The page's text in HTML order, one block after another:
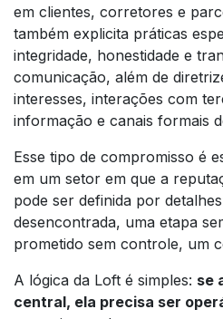
em clientes, corretores e
também explicita práticas
integridade, honestidade e
comunicação, além de
interesses, interações com
informação e canais formais
Esse tipo de compromisso é
em um setor em que a
pode ser definida por
desencontrada, uma etapa
prometido sem controle, um
A lógica da Loft é simples: se
central, ela precisa ser